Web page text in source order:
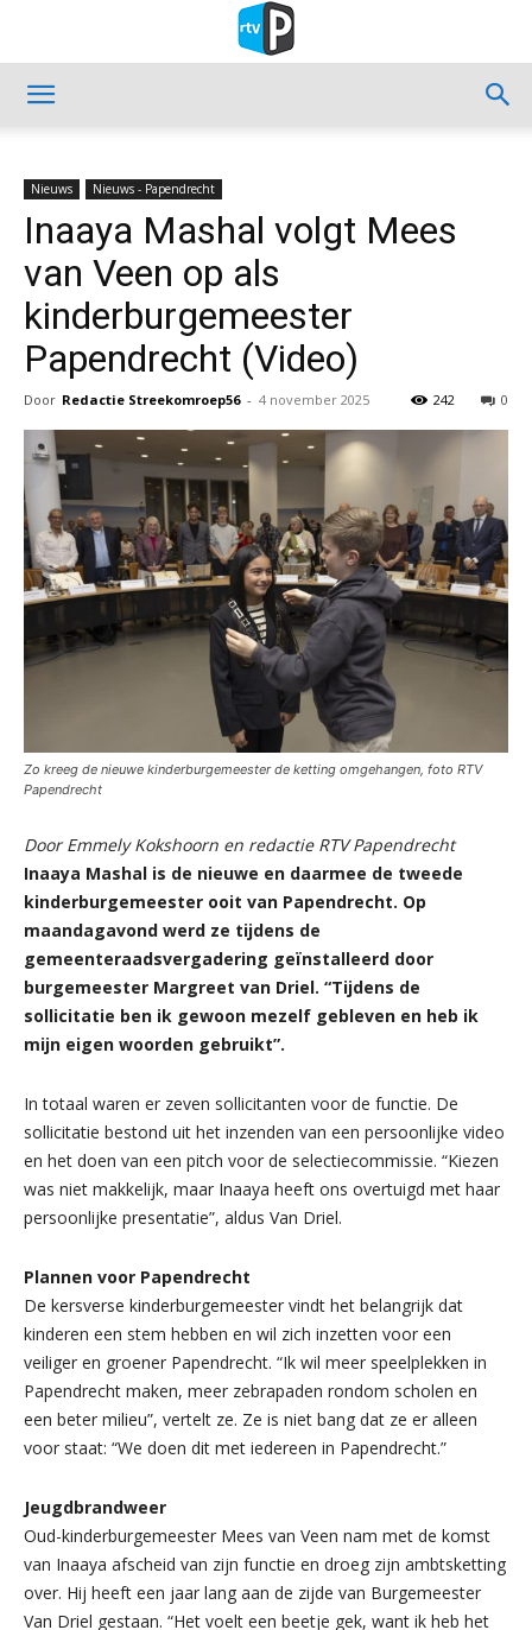
Nieuws Nieuws - Papendrecht
Inaaya Mashal volgt Mees
van Veen op als
kinderburgemeester
Papendrecht (Video)
Door Redactie Streekomroep56 - 4 november 2025 0
242
Zo kreeg de nieuwe kinderburgemeester de ketting omgehangen, foto RTV
Papendrecht
Door Emmely Kokshoorn en redactie RTV Papendrecht
Inaaya Mashal is de nieuwe en daarmee de tweede
kinderburgemeester ooit van Papendrecht. Op
maandagavond werd ze tijdens de
gemeenteraadsvergadering geïnstalleerd door
burgemeester Margreet van Driel. “Tijdens de
sollicitatie ben ik gewoon mezelf gebleven en heb ik
mijn eigen woorden gebruikt”.
In totaal waren er zeven sollicitanten voor de functie. De
sollicitatie bestond uit het inzenden van een persoonlijke video
en het doen van een pitch voor de selectiecommissie. “Kiezen
was niet makkelijk, maar Inaaya heeft ons overtuigd met haar
persoonlijke presentatie”, aldus Van Driel.
Plannen voor Papendrecht
De kersverse kinderburgemeester vindt het belangrijk dat
kinderen een stem hebben en wil zich inzetten voor een
veiliger en groener Papendrecht. “Ik wil meer speelplekken in
Papendrecht maken, meer zebrapaden rondom scholen en
een beter milieu”, vertelt ze. Ze is niet bang dat ze er alleen
voor staat: “We doen dit met iedereen in Papendrecht.”
Jeugdbrandweer
Oud-kinderburgemeester Mees van Veen nam met de komst
van Inaaya afscheid van zijn functie en droeg zijn ambtsketting
over. Hij heeft een jaar lang aan de zijde van Burgemeester
Van Driel gestaan. “Het voelt een beetje gek, want ik heb het